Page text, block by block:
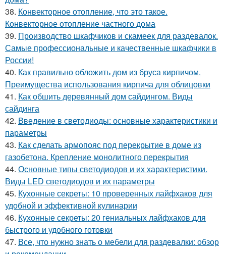
38. Конвекторное отопление, что это такое.
Конвекторное отопление частного дома
39. Производство шкафчиков и скамеек для раздевалок.
Самые профессиональные и качественные шкафчики в
России!
40. Как правильно обложить дом из бруса кирпичом.
Преимущества использования кирпича для облицовки
41. Как обшить деревянный дом сайдингом. Виды
сайдинга
42. Введение в светодиоды: основные характеристики и
параметры
43. Как сделать армопояс под перекрытие в доме из
газобетона. Крепление монолитного перекрытия
44. Основные типы светодиодов и их характеристики.
Виды LED светодиодов и их параметры
45. Кухонные секреты: 10 проверенных лайфхаков для
удобной и эффективной кулинарии
46. Кухонные секреты: 20 гениальных лайфхаков для
быстрого и удобного готовки
47. Все, что нужно знать о мебели для раздевалки: обзор